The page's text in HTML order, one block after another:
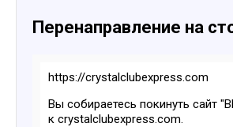
Перенаправление на
https://crystalclubexpress.com
Вы собираетесь покинуть сайт
к crystalclubexpress.com.